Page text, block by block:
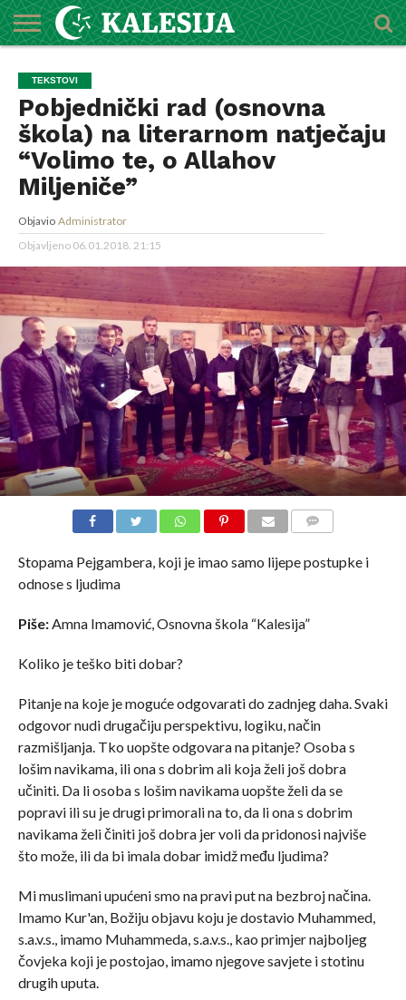
O
MEDŽLISU
DŽEMATI
IMAMI
MEKTEBSKI
CENTAR
VIJESTI
HUTBE
NAJAVE
KALENDAR
KONTAKT
TEKSTOVI
Pobjednički rad (osnovna
škola) na literarnom natječaju
“Volimo te, o Allahov
Miljeniče”
Objavio Administrator
Objavljeno 06.01.2018. 21:15
Stopama Pejgambera, koji je imao samo lijepe postupke i
odnose s ljudima
Piše:Amna Imamović, Osnovna škola “Kalesija”
Koliko je teško biti dobar?
Pitanje na koje je moguće odgovarati do zadnjeg daha. Svaki
odgovor nudi drugačiju perspektivu, logiku, način
razmišljanja. Tko uopšte odgovara na pitanje? Osoba s
lošim navikama, ili ona s dobrim ali koja želi još dobra
učiniti. Da li osoba s lošim navikama uopšte želi da se
popravi ili su je drugi primorali na to, da li ona s dobrim
navikama želi činiti još dobra jer voli da pridonosi najviše
što može, ili da bi imala dobar imidž među ljudima?
Mi muslimani upućeni smo na pravi put na bezbroj načina.
Imamo Kur'an, Božiju objavu koju je dostavio Muhammed,
s.a.v.s., imamo Muhammeda, s.a.v.s., kao primjer najboljeg
čovjeka koji je postojao, imamo njegove savjete i stotinu
drugih uputa.